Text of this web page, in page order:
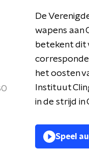
De
wapens aan
betekent dit
het oosten
Instituut
in de strijd in
Speel